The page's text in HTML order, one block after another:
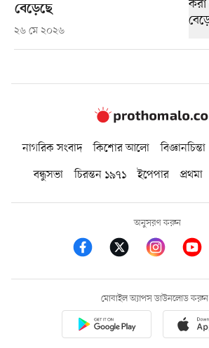
বেড়েছে
২৬ মে ২০২৬
নাগরিক সংবাদ কিশোর আলো বিজ্ঞানচিন্তা
বন্ধুসভা
চিরন্তন ১৯৭১ ইপেপার প্রথমা
অনুসরণ করুন
মোবাইল অ্যাপস ডাউনলোড করুন